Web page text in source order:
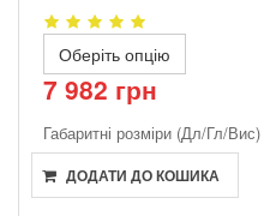
Оберіть опцію
7 982 грн
Габаритні розміри (Дл/Гл/Вис)
ДОДАТИ ДО КОШИКА